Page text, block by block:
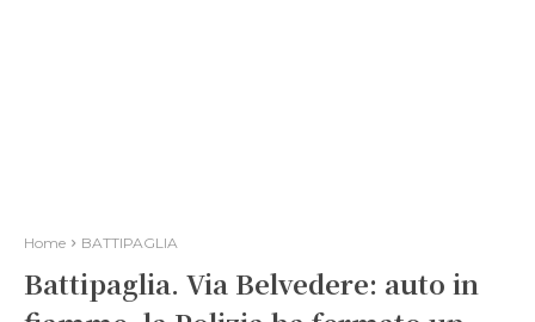
Home BATTIPAGLIA
Battipaglia. Via Belvedere: auto in